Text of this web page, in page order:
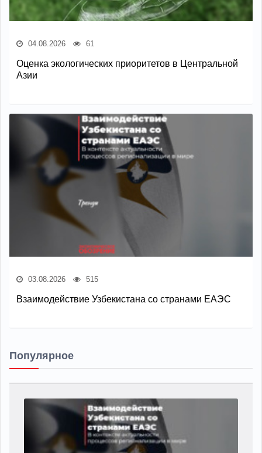
04.08.2026 61
Оценка экологических приоритетов в Центральной
Азии
03.08.2026 515
Взаимодействие Узбекистана со странами ЕАЭС
Популярное